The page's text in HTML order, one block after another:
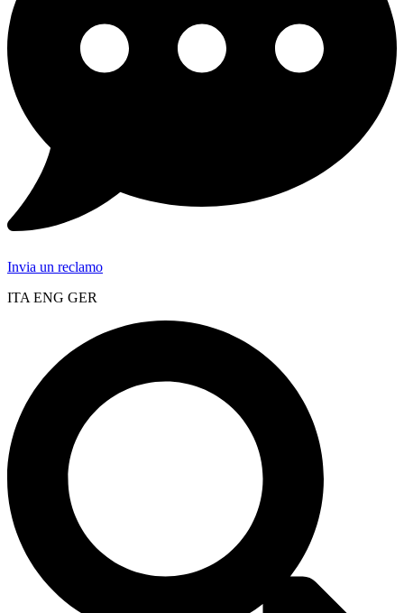
Invia un reclamo
ITA ENG GER